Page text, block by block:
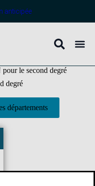
anticipée
le second degré
degré
départements